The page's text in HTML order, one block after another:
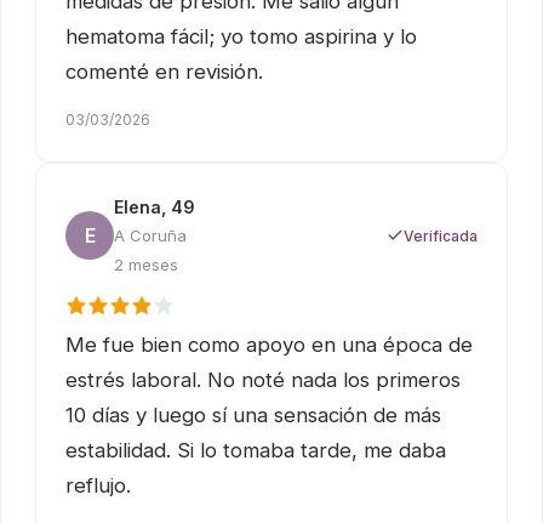
hematoma fácil; yo tomo aspirina y lo
comenté en revisión.
03/03/2026
E
Elena, 49
A Coruña
2 meses
Verificada
Me fue bien como apoyo en una época de
estrés laboral. No noté nada los primeros
10 días y luego sí una sensación de más
estabilidad. Si lo tomaba tarde, me daba
reflujo.